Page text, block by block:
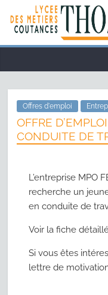
Offres d'emploi
OFFRE
CONDUITE DE
L’entreprise MPO
recherche un
en conduite de
Voir la fiche
Si vous êtes
lettre de